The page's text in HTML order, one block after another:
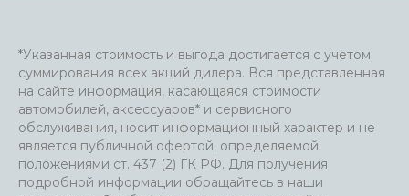
*Указанная стоимость и выгода достигается с учетом
суммирования всех акций дилера. Вся представленная
на сайте информация, касающаяся стоимости
автомобилей, аксессуаров* и сервисного
обслуживания, носит информационный характер и не
является публичной офертой, определяемой
положениями ст. 437 (2) ГК РФ. Для получения
подробной информации обращайтесь в наши